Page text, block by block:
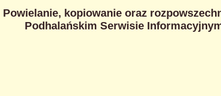
Powielanie, kopiowanie oraz
Podhalańskim Serwisie